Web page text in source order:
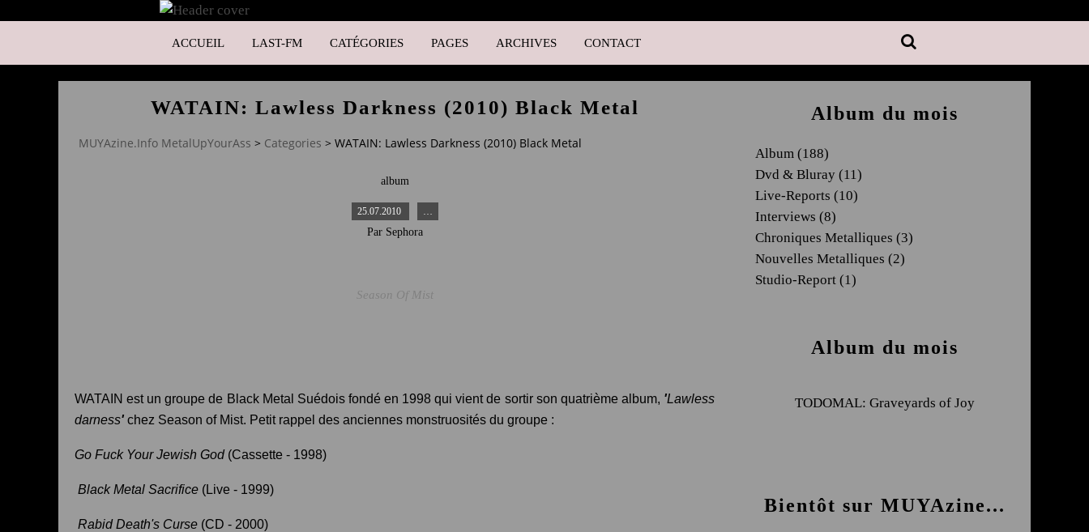
ACCUEIL LAST-FM CATÉGORIES PAGES ARCHIVES CONTACT
WATAIN: Lawless Darkness (2010) Black Metal
MUYAzine.Info MetalUpYourAss > Categories > WATAIN: Lawless Darkness (2010) Black Metal
album
25.07.2010
Par Sephora
Season Of Mist
WATAIN est un groupe de Black Metal Suédois fondé en 1998 qui vient de sortir son quatrième album, 'Lawless
darness' chez Season of Mist. Petit rappel des anciennes monstruosités du groupe :
Go Fuck Your Jewish God(Cassette - 1998)
Black Metal Sacrifice (Live - 1999)
Rabid Death's Curse (CD - 2000)
Album du mois
Album (188)
Dvd & Bluray (11)
Live-Reports (10)
Interviews (8)
Chroniques Metalliques (3)
Nouvelles Metalliques (2)
Studio-Report (1)
Album du mois
TODOMAL: Graveyards of Joy
Bientôt sur MUYAzine...